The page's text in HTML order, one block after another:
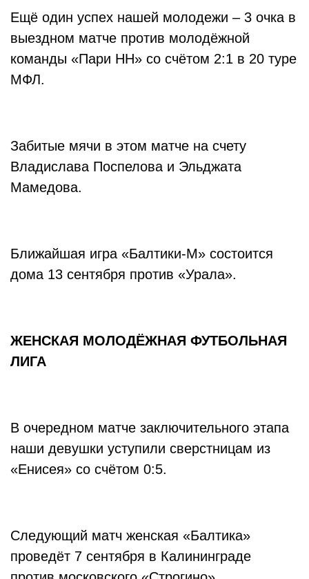
Ещё один успех нашей молодежи – 3 очка в
выездном матче против молодёжной
команды «Пари НН» со счётом 2:1 в 20 туре
МФЛ.
Забитые мячи в этом матче на счету
Владислава Поспелова и Эльджата
Мамедова.
Ближайшая игра «Балтики-М» состоится
дома 13 сентября против «Урала».
ЖЕНСКАЯ МОЛОДЁЖНАЯ ФУТБОЛЬНАЯ
ЛИГА
В очередном матче заключительного этапа
наши девушки уступили сверстницам из
«Енисея» со счётом 0:5.
Следующий матч женская «Балтика»
проведёт 7 сентября в Калининграде